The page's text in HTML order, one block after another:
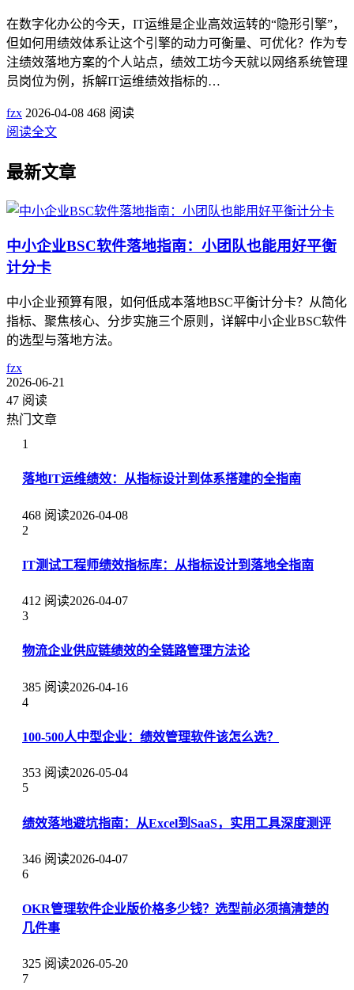
在数字化办公的今天，IT运维是企业高效运转的“隐形引擎”，
但如何用绩效体系让这个引擎的动力可衡量、可优化？作为专
注绩效落地方案的个人站点，绩效工坊今天就以网络系统管理
员岗位为例，拆解IT运维绩效指标的…
fzx 2026-04-08 468 阅读
阅读全文
最新文章
中小企业BSC软件落地指南：小团队也能用好平衡
计分卡
中小企业预算有限，如何低成本落地BSC平衡计分卡？从简化
指标、聚焦核心、分步实施三个原则，详解中小企业BSC软件
的选型与落地方法。
fzx
2026-06-21
47 阅读
热门文章
1
落地IT运维绩效：从指标设计到体系搭建的全指南
468 阅读2026-04-08
2
IT测试工程师绩效指标库：从指标设计到落地全指南
412 阅读2026-04-07
3
物流企业供应链绩效的全链路管理方法论
385 阅读2026-04-16
4
100-500人中型企业：绩效管理软件该怎么选？
353 阅读2026-05-04
5
绩效落地避坑指南：从Excel到SaaS，实用工具深度测评
346 阅读2026-04-07
6
OKR管理软件企业版价格多少钱？选型前必须搞清楚的
几件事
325 阅读2026-05-20
7